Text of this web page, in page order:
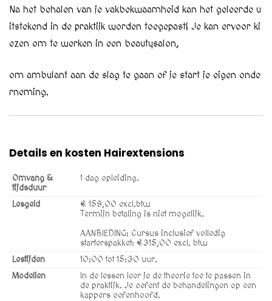
Na het behalen van je vakbekwaamheid kan het geleerde u
itstekend in de praktijk worden toegepast! Je kan ervoor ki
ezen om te werken in een beautysalon,
om ambulant aan de slag te gaan of je start je eigen onde
rneming.
Details en kosten Hairextensions
Omvang &
tijdsduur
1 dag opleiding.
Lesgeld
€ 159,00 excl.btw
Termijn betaling is niet mogelijk.
AANBIEDING: Cursus inclusief volledig
starterspakket: €315,00 excl. btw
Lestijden
10:00 tot 15:30 uur.
Modellen
In de lessen leer je de theorie toe te passen in
de praktijk. Je oefent de behandelingen op een
kappers oefenhoofd.